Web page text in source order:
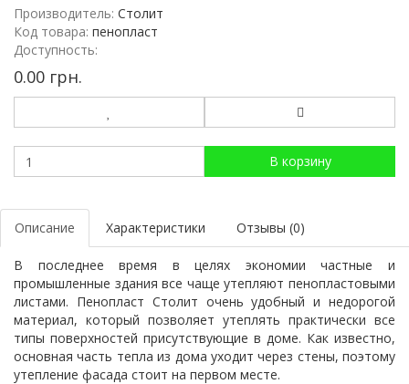
Производитель: Столит
Код товара: пенопласт
Доступность:
0.00 грн.
В корзину
Описание Характеристики Отзывы (0)
В последнее время в целях экономии частные и
промышленные здания все чаще утепляют пенопластовыми
листами. Пенопласт Столит очень удобный и недорогой
материал, который позволяет утеплять практически все
типы поверхностей присутствующие в доме. Как известно,
основная часть тепла из дома уходит через стены, поэтому
утепление фасада стоит на первом месте.